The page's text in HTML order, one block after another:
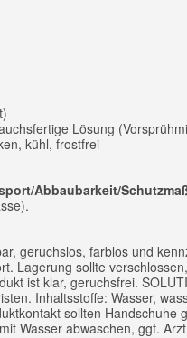
Lösung
kühl, frostfrei
Abbaubarkeit/
geruchslos, farblos und
Lagerung sollte
ist klar, geruchsfrei.
Inhaltsstoffe: Wasser,
sollten Handschuhe
Wasser abwaschen, ggf.